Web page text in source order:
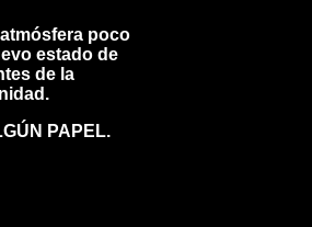
poco
estado de
de la
PAPEL.